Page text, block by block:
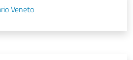
Veneto